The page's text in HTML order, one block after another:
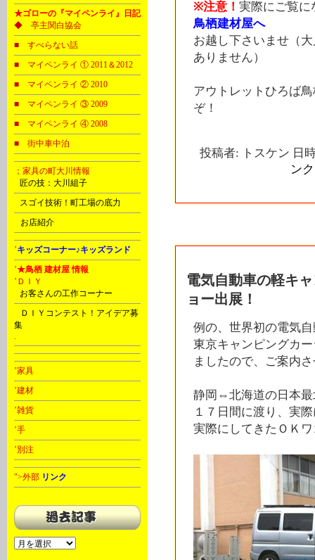
★ゴローの『マイペンライ』日記
◆ 亭主関白協会
■ すべらない話
■ マイペンライ ① 2011＆2012
■ マイペンライ ② 2010
■ マイペンライ ③ 2009
■ マイペンライ ④ 2008
■ 街中車中泊
；家具の町大川情報
匠の技：大川組子
スゴイ技術！町工場の底力
お店紹介
’キッズコーナー♪キッズランド
’★鳥栖 建材屋 情報
’ＤＩＹ
お客さんの工作コーナー
ＤＩＹコンテスト！アイデア募
集
.
’家具
’建材
’雑貨
’手
’別注
">外部 リンク
※注意！ 実際にご覧に
鳥栖建材屋へ
お越し下さいませ（
ありません）
アウトレットひろば
ぞ！
投稿者: トスケン 日
ンク
電気自動車の軽キ
ョー出展！
例の、世界初の電気
東京キャンピングカ
ましたので、ご案内
静岡⇔北海道の日本最
１７日間に渡り、実
実際にしてきたＯＫ